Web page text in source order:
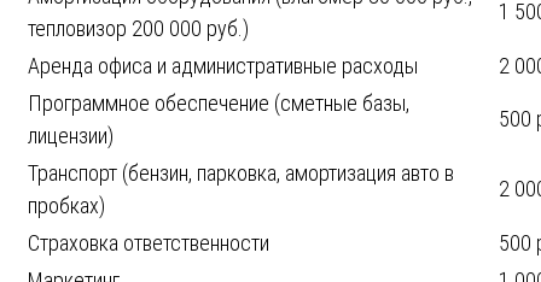
тепловизор 200 000 руб.)
1
Аренда офиса и административные расходы
2
Программное обеспечение (сметные базы,
лицензии)
500
Транспорт (бензин, парковка, амортизация авто в
пробках)
2
Страховка ответственности
500